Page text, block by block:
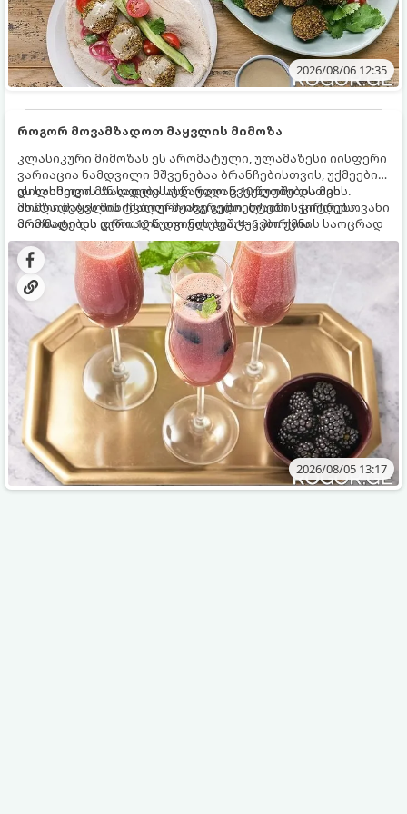
2026/08/06 12:35
როგორ მოვამზადოთ მაყვლის მიმოზა
კლასიკური მიმოზას ეს არომატული, ულამაზესი იისფერი
ვარიაცია ნამდვილი მშვენებაა ბრანჩებისთვის, უქმეების
დილისთვის ან სადღესასწაულო წვეულებებისთვის.
ახალი მაყვლის ტკბილ-მჟავე გემო, ლაიმის ციტრუსოვანი
არომატი და ცქრიალა ღვინის ბუშტუკები ქმნის საოცრად
დახვეწილ და მაგრილებელ კოქტეილს.
ეს სასმელი მზადდება სულ რაღაც 10 წუთში და მის
მომზადებას მინიმალური ინგრედიენტები სჭირდება.
მომზადების დრო: 10 წუთი ულუფა: 4–6 პორცია
2026/08/05 13:17